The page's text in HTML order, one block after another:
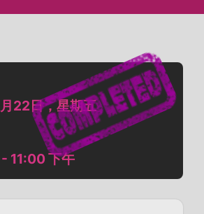
22日，星期五
11:00 下午